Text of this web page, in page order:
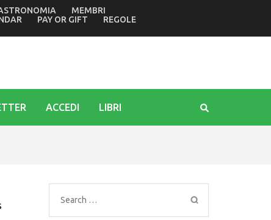
mariano di Barbana
MEMBRI
PAY OR GIFT
REGOLE
ACCEDI LIBRI
Search
for: